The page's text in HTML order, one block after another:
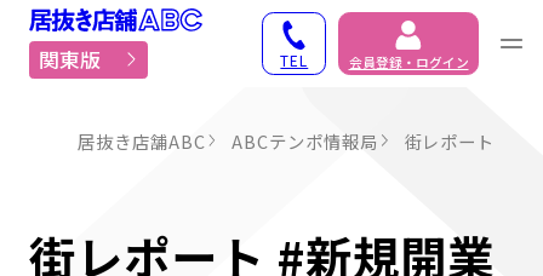
居抜き物件・貸店舗で
関東版 TEL 会員登録・ログイン
居抜き店舗ABC ABCテンポ情報局 街レポート
街レポート #新規開業